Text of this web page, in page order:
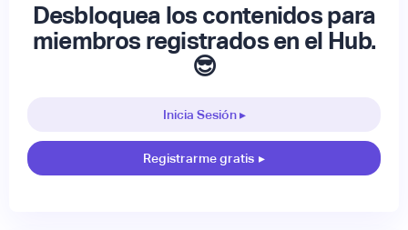
Desbloquea los contenidos para
miembros registrados en el Hub.
😎
Inicia Sesión ▸
Registrarme gratis ▸